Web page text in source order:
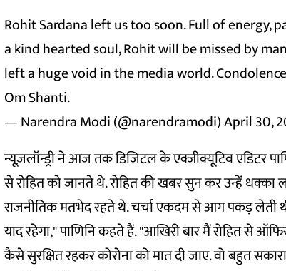
Rohit Sardana left us too soon. Full of energy,
a kind hearted soul, Rohit will be missed by
left a huge void in the media world.
Om Shanti.
— Narendra Modi (@narendramodi)April 30,
न्यूज़लॉन्ड्री ने आज तक डिजिटल के एक्जीक्यूटिव एडिटर
से रोहित को जानते थे. रोहित की खबर सुन कर उन्हें धक्का
राजनीतिक मतभेद रहते थे. चर्चा एकदम से आग पकड़ लेती
याद रहेगा," पाणिनि कहते हैं. "आखिरी बार मैं रोहित से
कैसे सुरक्षित रहकर कोरोना को मात दी जाए. वो बहुत